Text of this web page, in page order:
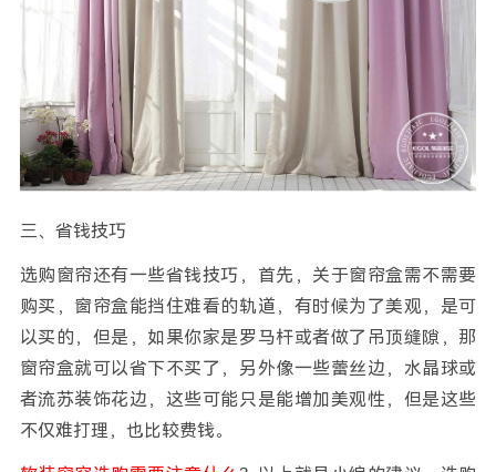
三、省钱技巧
选购窗帘还有一些省钱技巧，首先，关于窗帘盒需不需要
购买，窗帘盒能挡住难看的轨道，有时候为了美观，是可
以买的，但是，如果你家是罗马杆或者做了吊顶缝隙，那
窗帘盒就可以省下不买了，另外像一些蕾丝边，水晶球或
者流苏装饰花边，这些可能只是能增加美观性，但是这些
不仅难打理，也比较费钱。